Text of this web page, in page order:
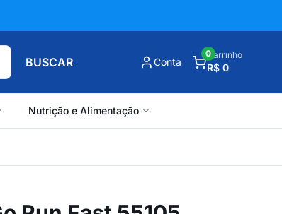
BUSCAR Conta
Carrinho
R$ 0
0
Nutrição e Alimentação